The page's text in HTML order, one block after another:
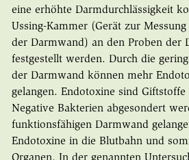
eine erhöhte Darmdurchlässigkeit
Ussing-Kammer (Gerät zur
der Darmwand) an den Proben der
festgestellt werden. Durch die
der Darmwand können mehr
gelangen. Endotoxine sind
Negative Bakterien abgesondert
funktionsfähigen Darmwand
Endotoxine in die Blutbahn und